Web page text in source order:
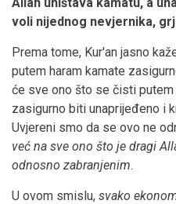
voli nijednog nevjernika,
Prema tome, Kur'an jasno
putem haram kamate
će sve ono što se čisti
zasigurno biti unaprijeđeno i
Uvjereni smo da se ovo ne
već na sve ono što je dragi
odnosno zabranjenim.
U ovom smislu, svako